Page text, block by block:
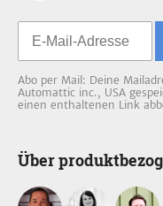
Abo per Mail: Deine
Automattic inc., USA
einen enthaltenen Link
Über